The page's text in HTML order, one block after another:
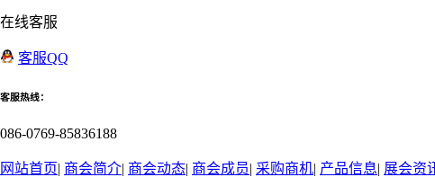
在线客服
客服QQ
客服热线：
086-0769-85836188
网站首页| 商会简介| 商会动态| 商会成员| 采购商机| 产品信息| 展会资